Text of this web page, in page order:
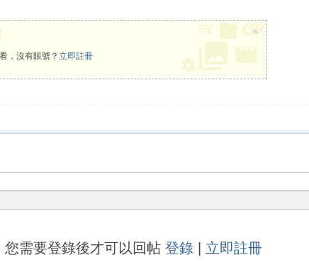
，沒有賬號？ 立即註冊
×
您需要登錄後才可以回帖 登錄 立即註冊